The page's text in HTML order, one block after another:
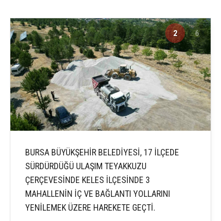
2 6
BURSA BÜYÜKŞEHİR BELEDİYESİ, 17 İLÇEDE
SÜRDÜRDÜĞÜ ULAŞIM TEYAKKUZU
ÇERÇEVESİNDE KELES İLÇESİNDE 3
MAHALLENİN İÇ VE BAĞLANTI YOLLARINI
YENİLEMEK ÜZERE HAREKETE GEÇTİ.